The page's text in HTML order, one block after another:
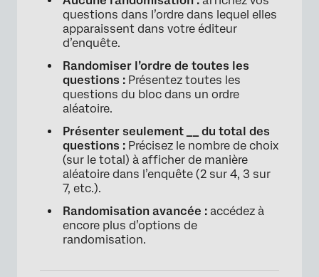
×
questions dans l’ordre dans lequel elles
apparaissent dans votre éditeur
d’enquête.
Randomiser l’ordre de toutes les
questions : Présentez toutes les
questions du bloc dans un ordre
aléatoire.
Présenter seulement __ du total des
questions : Précisez le nombre de choix
(sur le total) à afficher de manière
aléatoire dans l’enquête (2 sur 4, 3 sur
7, etc.).
Randomisation avancée : accédez à
encore plus d’options de
randomisation.